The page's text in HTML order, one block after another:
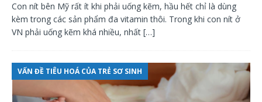
Con nít bên Mỹ rất ít khi phải uống kẽm, hầu hết chỉ là dùng
kèm trong các sản phẩm đa vitamin thôi. Trong khi con nít ở
VN phải uống kẽm khá nhiều, nhất […]
VẤN ĐỀ TIÊU HOÁ CỦA TRẺ SƠ SINH